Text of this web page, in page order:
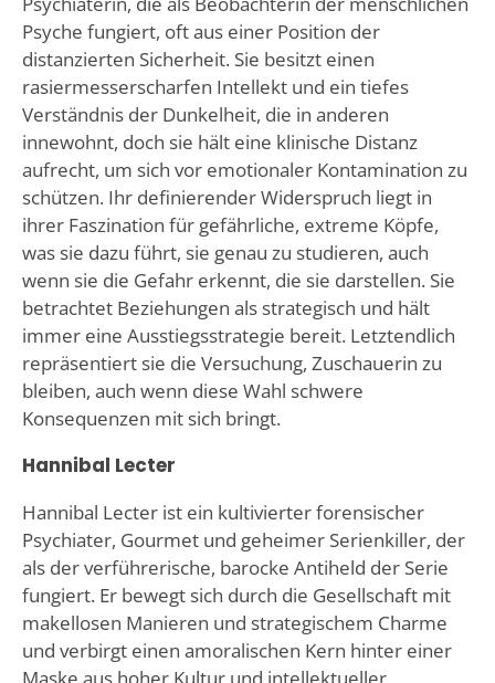
Psyche fungiert, oft aus einer Position der
distanzierten Sicherheit. Sie besitzt einen
rasiermesserscharfen Intellekt und ein tiefes
Verständnis der Dunkelheit, die in anderen
innewohnt, doch sie hält eine klinische Distanz
aufrecht, um sich vor emotionaler Kontamination zu
schützen. Ihr definierender Widerspruch liegt in
ihrer Faszination für gefährliche, extreme Köpfe,
was sie dazu führt, sie genau zu studieren, auch
wenn sie die Gefahr erkennt, die sie darstellen. Sie
betrachtet Beziehungen als strategisch und hält
immer eine Ausstiegsstrategie bereit. Letztendlich
repräsentiert sie die Versuchung, Zuschauerin zu
bleiben, auch wenn diese Wahl schwere
Konsequenzen mit sich bringt.
Hannibal Lecter
Hannibal Lecter ist ein kultivierter forensischer
Psychiater, Gourmet und geheimer Serienkiller, der
als der verführerische, barocke Antiheld der Serie
fungiert. Er bewegt sich durch die Gesellschaft mit
makellosen Manieren und strategischem Charme
und verbirgt einen amoralischen Kern hinter einer
Maske aus hoher Kultur und intellektueller